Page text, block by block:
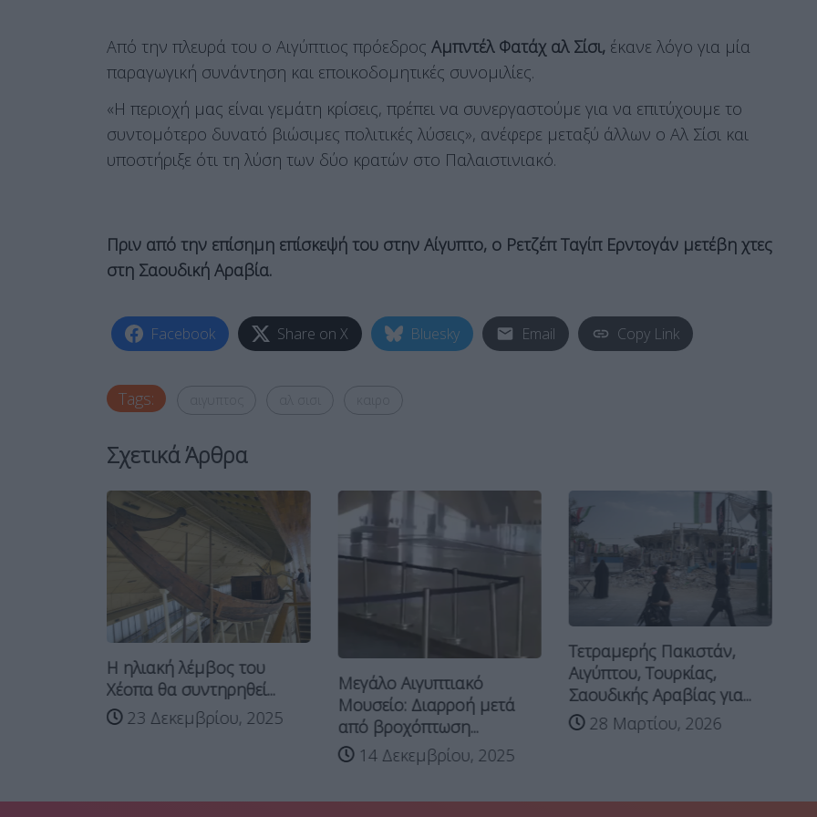
Από την πλευρά του ο Αιγύπτιος πρόεδρος Αμπντέλ Φατάχ αλ Σίσι, έκανε λόγο για μία
παραγωγική συνάντηση και εποικοδομητικές συνομιλίες.
«Η περιοχή μας είναι γεμάτη κρίσεις, πρέπει να συνεργαστούμε για να επιτύχουμε το
συντομότερο δυνατό βιώσιμες πολιτικές λύσεις», ανέφερε μεταξύ άλλων ο Αλ Σίσι και
υποστήριξε ότι τη λύση των δύο κρατών στο Παλαιστινιακό.
Πριν από την επίσημη επίσκεψή του στην Αίγυπτο, ο Ρετζέπ Ταγίπ Ερντογάν μετέβη χτες
στη Σαουδική Αραβία.
Facebook Share on X Bluesky Email Copy Link
Tags:
Σχετικά Άρθρα
Η ηλιακή λέμβος του
Χέοπα θα συντηρηθεί...
23 Δεκεμβρίου, 2025
Μεγάλο Αιγυπτιακό
Μουσείο: Διαρροή μετά
από βροχόπτωση...
14 Δεκεμβρίου, 2025
Τετραμερής Πακιστάν,
Αιγύπτου, Τουρκίας,
Σαουδικής Αραβίας για...
28 Μαρτίου, 2026